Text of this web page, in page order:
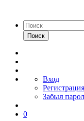
Поиск
Вход
Регистрация
Забыл
0